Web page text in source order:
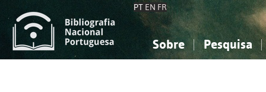
PT EN FR
Sobre Pesquisa